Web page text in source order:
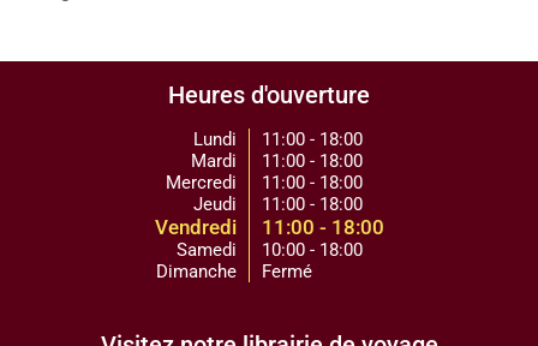
Heures d'ouverture
Lundi
Mardi
Mercredi
Jeudi
Vendredi
Samedi
Dimanche
11:00 - 18:00
11:00 - 18:00
11:00 - 18:00
11:00 - 18:00
11:00 - 18:00
10:00 - 18:00
Fermé